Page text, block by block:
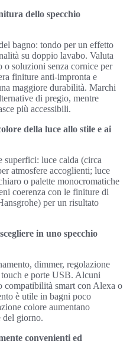
dello specchio
bagno: tondo per un effetto
su doppio lavabo. Valuta
soluzioni senza cornice per
finiture anti-impronta e
maggiore durabilità. Marchi
di pregio, mentre
più accessibili.
della luce allo stile e ai
superfici: luce calda (circa
atmosfere accoglienti; luce
o palette monocromatiche
coerenza con le finiture di
per un risultato
in uno specchio
dimmer, regolazione
e porte USB. Alcuni
compatibilità smart con Alexa o
è utile in bagni poco
colore aumentano
del giorno.
convenienti ed